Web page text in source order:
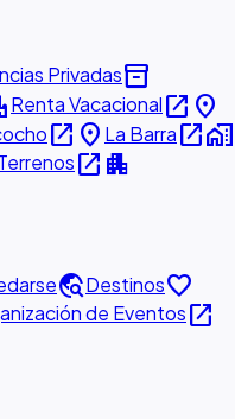
Privadasinventory_2
Renta Vacacionalopen_in_new place
open_in_new place La Barraopen_in_newhome_work
open_in_new apartment
travel_exploreDestinosfavorite
de Eventosopen_in_new